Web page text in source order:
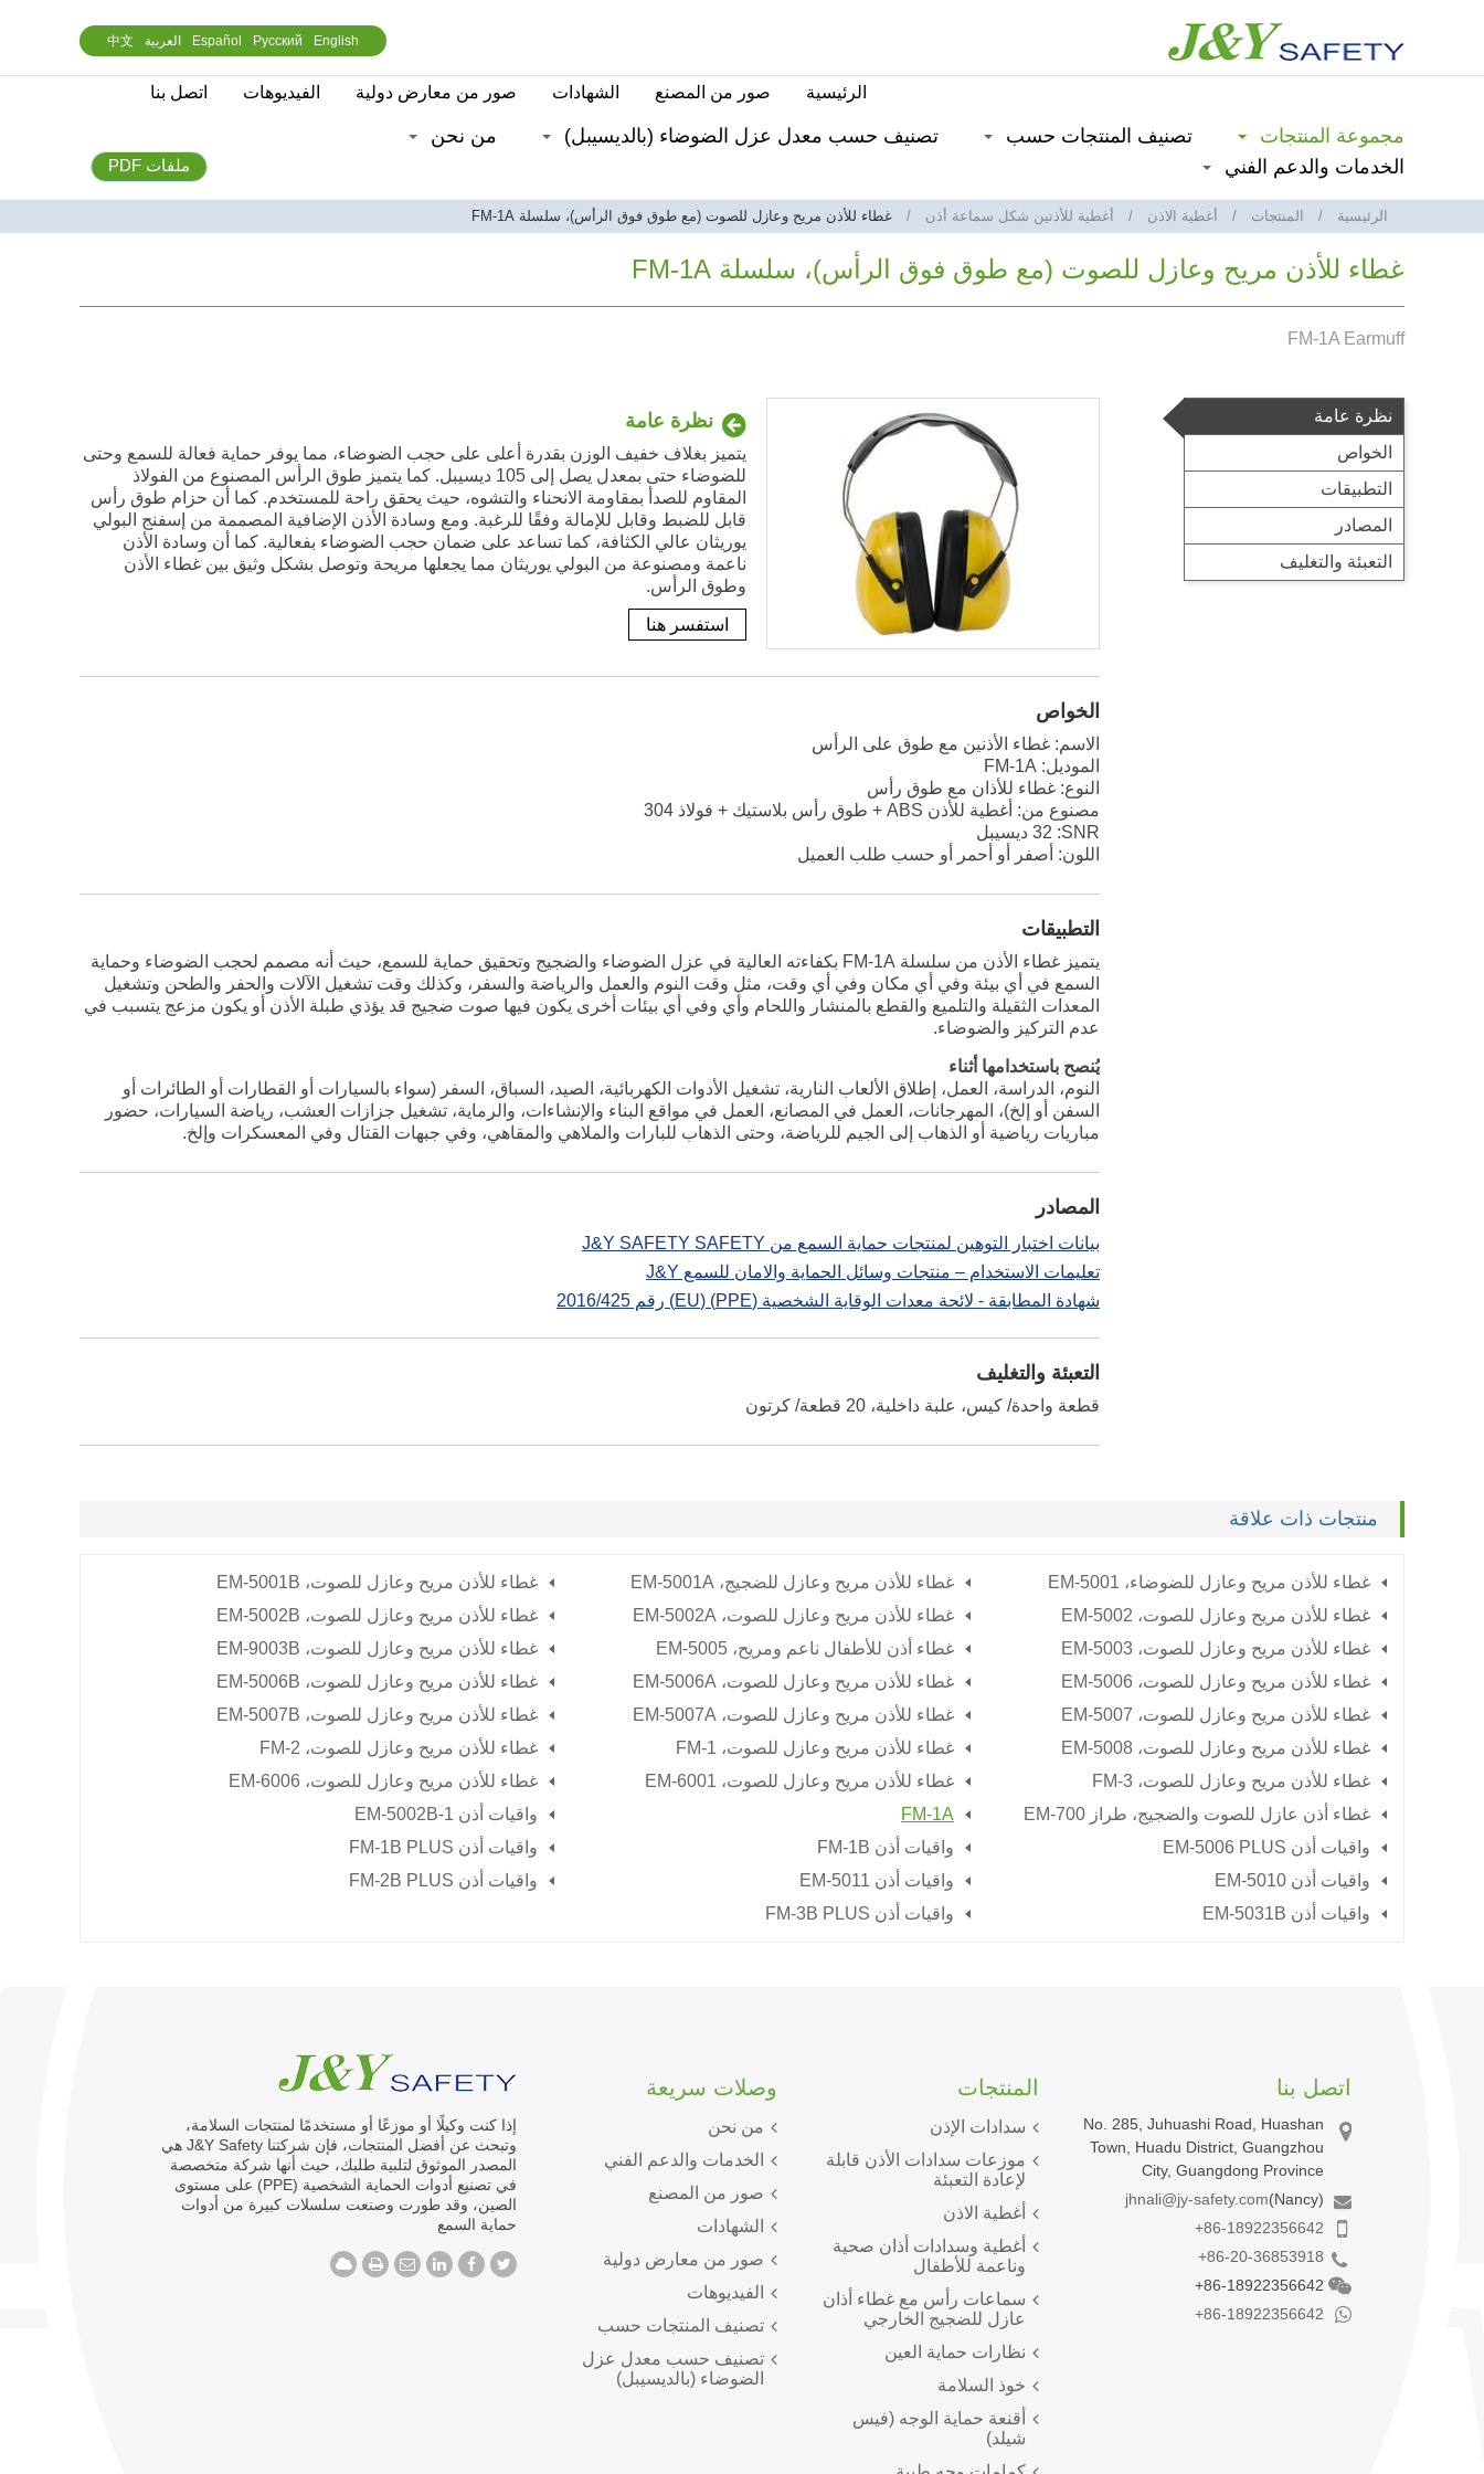
English
Русский
Español العربية 中文
الرئيسية صور من المصنع الشهادات صور من معارض دولية الفيديوهات اتصل بنا
مجموعة المنتجات تصنيف المنتجات حسب تصنيف حسب معدل عزل الضوضاء (بالديسيبل)
من نحن
الخدمات والدعم الفني
ملفات PDF
الرئيسية المنتجات أغطية الاذن أغطية للأذنين شكل سماعة أذن غطاء للأذن مريح وعازل للصوت (مع طوق فوق الرأس)، سلسلة FM-1A
غطاء للأذن مريح وعازل للصوت (مع طوق فوق الرأس)، سلسلة FM-1A
FM-1A Earmuff
نظرة عامة
يتميز بغلاف خفيف الوزن بقدرة أعلى على حجب الضوضاء، مما يوفر حماية فعالة للسمع وحتى
للضوضاء حتى بمعدل يصل إلى 105 ديسيبل. كما يتميز طوق الرأس المصنوع من الفولاذ
المقاوم للصدأ بمقاومة الانحناء والتشوه، حيث يحقق راحة للمستخدم. كما أن حزام طوق رأس
قابل للضبط وقابل للإمالة وفقًا للرغبة. ومع وسادة الأذن الإضافية المصممة من إسفنج البولي
يوريثان عالي الكثافة، كما تساعد على ضمان حجب الضوضاء بفعالية. كما أن وسادة الأذن
ناعمة ومصنوعة من البولي يوريثان مما يجعلها مريحة وتوصل بشكل وثيق بين غطاء الأذن
وطوق الرأس.
استفسر هنا
الخواص
الاسم: غطاء الأذنين مع طوق على الرأس
الموديل: FM-1A
النوع: غطاء للأذان مع طوق رأس
مصنوع من: أغطية للأذن ABS + طوق رأس بلاستيك + فولاذ 304
SNR: 32 ديسيبل
اللون: أصفر أو أحمر أو حسب طلب العميل
التطبيقات
يتميز غطاء الأذن من سلسلة FM-1A بكفاءته العالية في عزل الضوضاء والضجيج وتحقيق حماية للسمع، حيث أنه مصمم لحجب الضوضاء وحماية
السمع في أي بيئة وفي أي مكان وفي أي وقت، مثل وقت النوم والعمل والرياضة والسفر، وكذلك وقت تشغيل الآلات والحفر والطحن وتشغيل
المعدات الثقيلة والتلميع والقطع بالمنشار واللحام وأي وفي أي بيئات أخرى يكون فيها صوت ضجيج قد يؤذي طبلة الأذن أو يكون مزعج يتسبب في
عدم التركيز والضوضاء.
يُنصح باستخدامها أثناء
النوم، الدراسة، العمل، إطلاق الألعاب النارية، تشغيل الأدوات الكهربائية، الصيد، السباق، السفر (سواء بالسيارات أو القطارات أو الطائرات أو
السفن أو إلخ)، المهرجانات، العمل في المصانع، العمل في مواقع البناء والإنشاءات، والرماية، تشغيل جزازات العشب، رياضة السيارات، حضور
مباريات رياضية أو الذهاب إلى الجيم للرياضة، وحتى الذهاب للبارات والملاهي والمقاهي، وفي جبهات القتال وفي المعسكرات وإلخ.
المصادر
بيانات اختبار التوهين لمنتجات حماية السمع من J&Y SAFETY SAFETY
تعليمات الاستخدام – منتجات وسائل الحماية والامان للسمع J&Y
شهادة المطابقة - لائحة معدات الوقاية الشخصية (PPE) (EU) رقم 2016/425
التعبئة والتغليف
قطعة واحدة/ كيس، علبة داخلية، 20 قطعة/ كرتون
نظرة عامة
الخواص
التطبيقات
المصادر
التعبئة والتغليف
منتجات ذات علاقة
غطاء للأذن مريح وعازل للضوضاء، EM-5001 غطاء للأذن مريح وعازل للضجيج، EM-5001A غطاء للأذن مريح وعازل للصوت، EM-5001B
غطاء للأذن مريح وعازل للصوت، EM-5002 غطاء للأذن مريح وعازل للصوت، EM-5002A غطاء للأذن مريح وعازل للصوت، EM-5002B
غطاء للأذن مريح وعازل للصوت، EM-5003 غطاء أذن للأطفال ناعم ومريح، EM-5005 غطاء للأذن مريح وعازل للصوت، EM-9003B
غطاء للأذن مريح وعازل للصوت، EM-5006 غطاء للأذن مريح وعازل للصوت، EM-5006A غطاء للأذن مريح وعازل للصوت، EM-5006B
غطاء للأذن مريح وعازل للصوت، EM-5007 غطاء للأذن مريح وعازل للصوت، EM-5007A غطاء للأذن مريح وعازل للصوت، EM-5007B
غطاء للأذن مريح وعازل للصوت، EM-5008 غطاء للأذن مريح وعازل للصوت، FM-1 غطاء للأذن مريح وعازل للصوت، FM-2
غطاء للأذن مريح وعازل للصوت، FM-3 غطاء للأذن مريح وعازل للصوت، EM-6001 غطاء للأذن مريح وعازل للصوت، EM-6006
غطاء أذن عازل للصوت والضجيج، طراز EM-700
FM-1A
واقيات أذن EM-5002B-1
واقيات أذن EM-5006 PLUS
واقيات أذن FM-1B
واقيات أذن FM-1B PLUS
واقيات أذن EM-5010
واقيات أذن EM-5011
واقيات أذن FM-2B PLUS
واقيات أذن EM-5031B
واقيات أذن FM-3B PLUS
إذا كنت وكيلًا أو موزعًا أو مستخدمًا لمنتجات السلامة،
وتبحث عن أفضل المنتجات، فإن شركتنا J&Y Safety هي
المصدر الموثوق لتلبية طلبك، حيث أنها شركة متخصصة
في تصنيع أدوات الحماية الشخصية (PPE) على مستوى
الصين، وقد طورت وصنعت سلسلات كبيرة من أدوات
حماية السمع
وصلات سريعة
من نحن
الخدمات والدعم الفني
صور من المصنع
الشهادات
صور من معارض دولية
الفيديوهات
تصنيف المنتجات حسب
تصنيف حسب معدل عزل
الضوضاء (بالديسيبل)
المنتجات
سدادات الإذن
موزعات سدادات الأذن قابلة
لإعادة التعبئة
أغطية الاذن
أغطية وسدادات أذان صحية
وناعمة للأطفال
سماعات رأس مع غطاء أذان
عازل للضجيج الخارجي
نظارات حماية العين
خوذ السلامة
أقنعة حماية الوجه (فيس
شيلد)
اتصل بنا
No. 285, Juhuashi Road, Huashan
Town, Huadu District, Guangzhou
City, Guangdong Province
jhnali@jy-safety.com(Nancy)
+86-18922356642
+86-20-36853918
+86-18922356642
+86-18922356642